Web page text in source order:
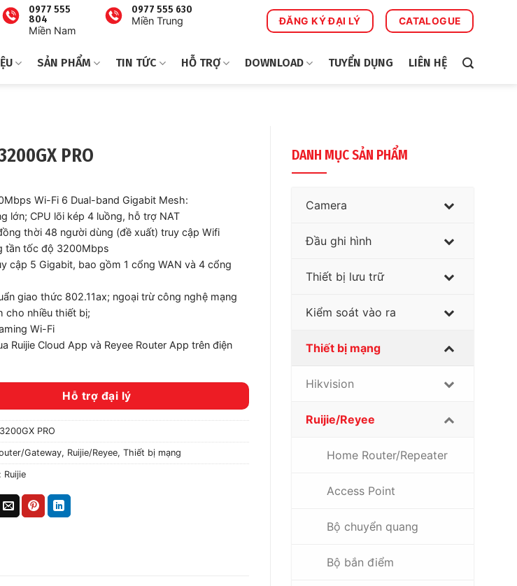
0977 555
804
Miền Nam
0977 555 630
Miền Trung
ĐĂNG KÝ ĐẠI LÝ CATALOGUE
SẢN PHẨM TIN TỨC HỖ TRỢ DOWNLOAD TUYỂN DỤNG LIÊN HỆ
DANH MỤC SẢN PHẨM
Camera
Đầu ghi hình
Thiết bị lưu trữ
Kiểm soát vào ra
Thiết bị mạng
Hikvision
Ruijie/Reyee
Home Router/Repeater
Access Point
Bộ chuyển quang
Bộ bắn điểm
PRO
Wi-Fi 6 Dual-band Gigabit Mesh:
lớn; CPU lõi kép 4 luồng, hỗ trợ NAT
thời 48 người dùng (đề xuất) truy cập Wifi
tần tốc độ 3200Mbps
cập 5 Gigabit, bao gồm 1 cổng WAN và 4 cổng
giao thức 802.11ax; ngoại trừ công nghệ mạng
cho nhiều thiết bị;
Wi-Fi
Ruijie Cloud App và Reyee Router App trên điện
Hỗ trợ đại lý
PRO
Gateway, Ruijie/Reyee, Thiết bị mạng
Ruijie